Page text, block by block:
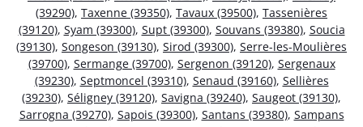
(39290), Taxenne (39350), Tavaux (39500), Tassenières
(39120), Syam (39300), Supt (39300), Souvans (39380), Soucia
(39130), Songeson (39130), Sirod (39300), Serre-les-Moulières
(39700), Sermange (39700), Sergenon (39120), Sergenaux
(39230), Septmoncel (39310), Senaud (39160), Sellières
(39230), Séligney (39120), Savigna (39240), Saugeot (39130),
Sarrogna (39270), Sapois (39300), Santans (39380), Sampans